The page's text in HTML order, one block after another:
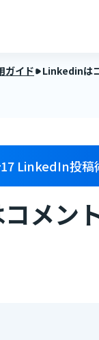
ガイド Linkedinは
17 LinkedIn投稿
メン